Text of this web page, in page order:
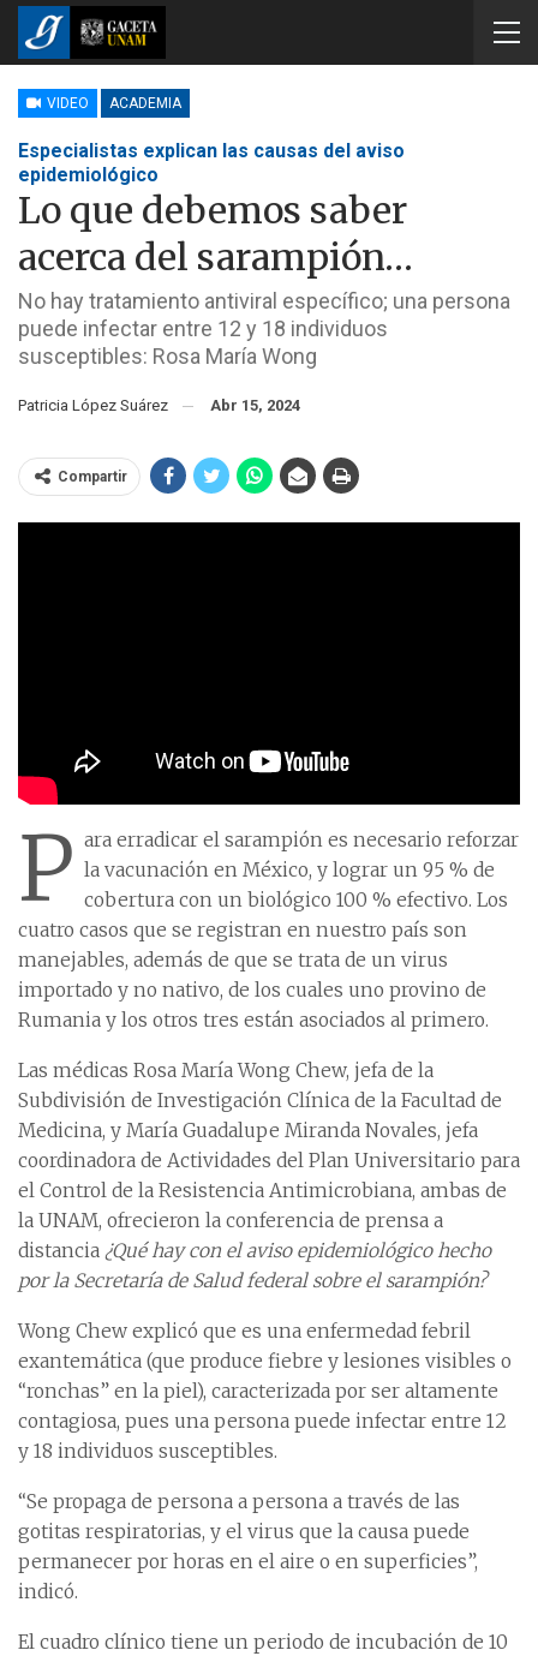
VIDEO ACADEMIA
Especialistas explican las causas del aviso
epidemiológico
Lo que debemos saber
acerca del sarampión…
No hay tratamiento antiviral específico; una persona
puede infectar entre 12 y 18 individuos
susceptibles: Rosa María Wong
Patricia López Suárez Abr 15, 2024
Compartir
P ara erradicar el sarampión es necesario reforzar
la vacunación en México, y lograr un 95 % de
cobertura con un biológico 100 % efectivo. Los
cuatro casos que se registran en nuestro país son
manejables, además de que se trata de un virus
importado y no nativo, de los cuales uno provino de
Rumania y los otros tres están asociados al primero.
Las médicas Rosa María Wong Chew, jefa de la
Subdivisión de Investigación Clínica de la Facultad de
Medicina, y María Guadalupe Miranda Novales, jefa
coordinadora de Actividades del Plan Universitario para
el Control de la Resistencia Antimicrobiana, ambas de
la UNAM, ofrecieron la conferencia de prensa a
distancia ¿Qué hay con el aviso epidemiológico hecho
por la Secretaría de Salud federal sobre el sarampión?
Wong Chew explicó que es una enfermedad febril
exantemática (que produce fiebre y lesiones visibles o
“ronchas” en la piel), caracterizada por ser altamente
contagiosa, pues una persona puede infectar entre 12
y 18 individuos susceptibles.
“Se propaga de persona a persona a través de las
gotitas respiratorias, y el virus que la causa puede
permanecer por horas en el aire o en superficies”,
indicó.
El cuadro clínico tiene un periodo de incubación de 10